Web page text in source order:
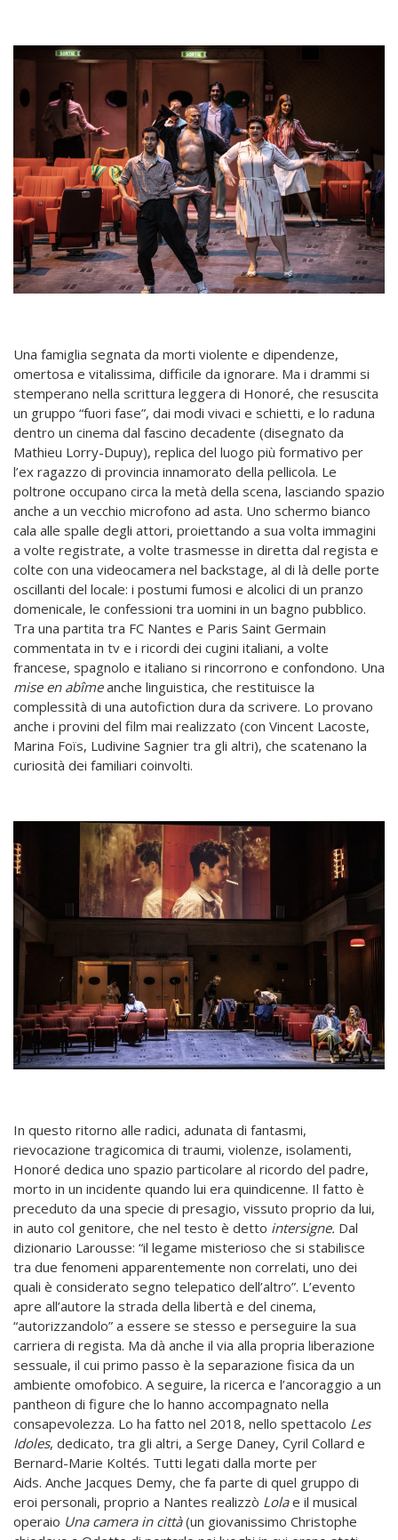
Una famiglia segnata da morti violente e dipendenze,
omertosa e vitalissima, difficile da ignorare. Ma i drammi si
stemperano nella scrittura leggera di Honoré, che resuscita
un gruppo “fuori fase”, dai modi vivaci e schietti, e lo raduna
dentro un cinema dal fascino decadente (disegnato da
Mathieu Lorry-Dupuy), replica del luogo più formativo per
l’ex ragazzo di provincia innamorato della pellicola. Le
poltrone occupano circa la metà della scena, lasciando spazio
anche a un vecchio microfono ad asta. Uno schermo bianco
cala alle spalle degli attori, proiettando a sua volta immagini
a volte registrate, a volte trasmesse in diretta dal regista e
colte con una videocamera nel backstage, al di là delle porte
oscillanti del locale: i postumi fumosi e alcolici di un pranzo
domenicale, le confessioni tra uomini in un bagno pubblico.
Tra una partita tra FC Nantes e Paris Saint Germain
commentata in tv e i ricordi dei cugini italiani, a volte
francese, spagnolo e italiano si rincorrono e confondono. Una
mise en abîmeanche linguistica, che restituisce la
complessità di una autofiction dura da scrivere. Lo provano
anche i provini del film mai realizzato (con Vincent Lacoste,
Marina Foïs, Ludivine Sagnier tra gli altri), che scatenano la
curiosità dei familiari coinvolti.
In questo ritorno alle radici, adunata di fantasmi,
rievocazione tragicomica di traumi, violenze, isolamenti,
Honoré dedica uno spazio particolare al ricordo del padre,
morto in un incidente quando lui era quindicenne. Il fatto è
preceduto da una specie di presagio, vissuto proprio da lui,
in auto col genitore, che nel testo è detto intersigne. Dal
dizionario Larousse: “il legame misterioso che si stabilisce
tra due fenomeni apparentemente non correlati, uno dei
quali è considerato segno telepatico dell’altro”. L’evento
apre all’autore la strada della libertà e del cinema,
“autorizzandolo” a essere se stesso e perseguire la sua
carriera di regista. Ma dà anche il via alla propria liberazione
sessuale, il cui primo passo è la separazione fisica da un
ambiente omofobico. A seguire, la ricerca e l’ancoraggio a un
pantheon di figure che lo hanno accompagnato nella
consapevolezza. Lo ha fatto nel 2018, nello spettacolo Les
Idoles, dedicato, tra gli altri, a Serge Daney, Cyril Collard e
Bernard-Marie Koltés. Tutti legati dalla morte per
Aids. Anche Jacques Demy, che fa parte di quel gruppo di
eroi personali, proprio a Nantes realizzò Lolae il musical
operaio Una camera in città(un giovanissimo Christophe